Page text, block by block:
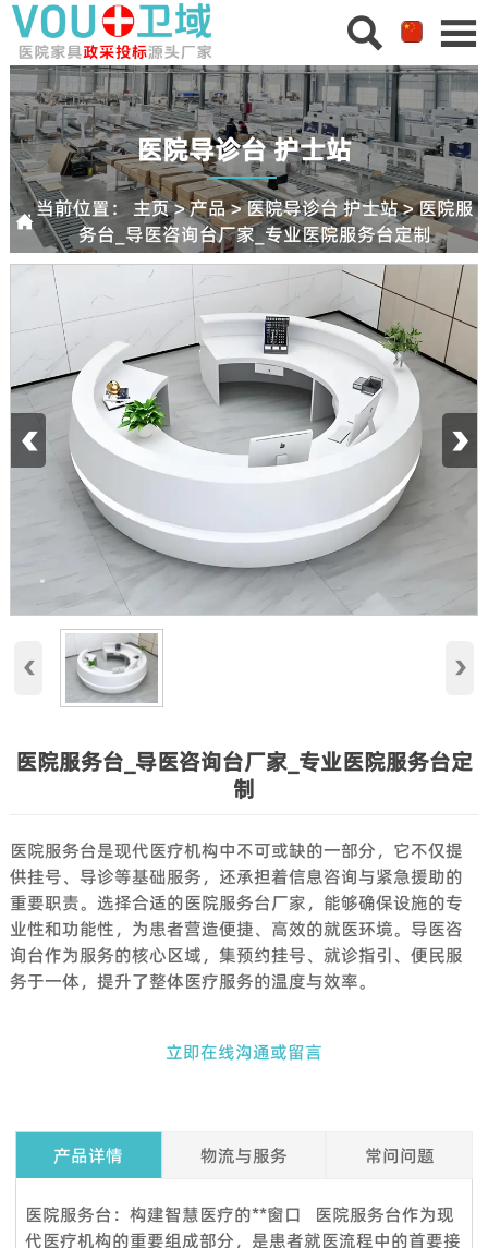
 
医院导诊台 护士站
当前位置： 主页>产品>医院导诊台 护士站>医院服
务台_导医咨询台厂家_专业医院服务台定制
‹ ›
‹ ›
医院服务台_导医咨询台厂家_专业医院服务台定
制
医院服务台是现代医疗机构中不可或缺的一部分，它不仅提
供挂号、导诊等基础服务，还承担着信息咨询与紧急援助的
重要职责。选择合适的医院服务台厂家，能够确保设施的专
业性和功能性，为患者营造便捷、高效的就医环境。导医咨
询台作为服务的核心区域，集预约挂号、就诊指引、便民服
务于一体，提升了整体医疗服务的温度与效率。
立即在线沟通或留言
产品详情 物流与服务 常问问题
医院服务台：构建智慧医疗的**窗口 医院服务台作为现
代医疗机构的重要组成部分，是患者就医流程中的首要接
Q1. 我可以在下订单之前索取样品吗？
是的，我们欢迎订购样品来测试和检查质量。混合样品是可以接